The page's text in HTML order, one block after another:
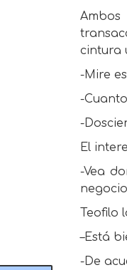
cintura
-Mire
-
-
El
-Vea
Teofilo
–Está
-De